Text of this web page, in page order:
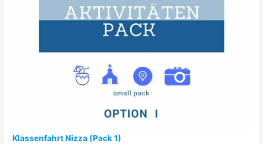
Klassenfahrt Nizza (Pack 1)